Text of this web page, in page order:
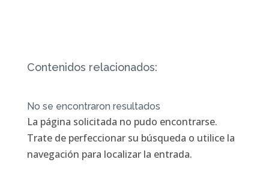
Contenidos relacionados:
No se encontraron resultados
La página solicitada no pudo encontrarse.
Trate de perfeccionar su búsqueda o utilice la
navegación para localizar la entrada.